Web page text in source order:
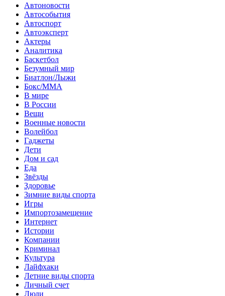
Автоновости
Автособытия
Автоспорт
Автоэксперт
Актеры
Аналитика
Баскетбол
Безумный мир
Биатлон/Лыжи
Бокс/MMA
В мире
В России
Вещи
Военные новости
Волейбол
Гаджеты
Дети
Дом и сад
Еда
Звёзды
Здоровье
Зимние виды спорта
Игры
Импортозамещение
Интернет
Истории
Компании
Криминал
Культура
Лайфхаки
Летние виды спорта
Личный счет
Люди